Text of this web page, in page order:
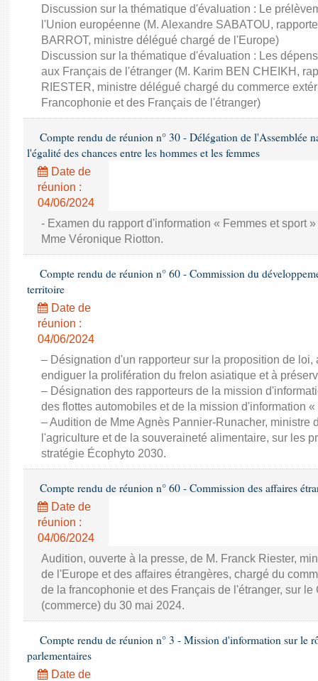
Discussion sur la thématique d'évaluation : Le
l'Union européenne (M. Alexandre SABATOU,
BARROT, ministre délégué chargé de l'Europe)
Discussion sur la thématique d'évaluation : Les
aux Français de l'étranger (M. Karim BEN CHEIKH,
RIESTER, ministre délégué chargé du commerce
Francophonie et des Français de l'étranger)
Compte rendu de réunion n° 30 - Délégation de l'Assemblée
l'égalité des chances entre les hommes et les femmes
Date de
réunion :
04/06/2024
- Examen du rapport d'information « Femmes et sport
Mme Véronique Riotton.
Compte rendu de réunion n° 60 - Commission du
territoire
Date de
réunion :
04/06/2024
– Désignation d'un rapporteur sur la proposition de loi,
endiguer la prolifération du frelon asiatique et à
– Désignation des rapporteurs de la mission
des flottes automobiles et de la mission d'information
– Audition de Mme Agnès Pannier-Runacher, ministre
l'agriculture et de la souveraineté alimentaire, sur les
stratégie Écophyto 2030.
Compte rendu de réunion n° 60 - Commission des affaires
Date de
réunion :
04/06/2024
Audition, ouverte à la presse, de M. Franck Riester,
de l'Europe et des affaires étrangères, chargé du
de la francophonie et des Français de l'étranger, sur
(commerce) du 30 mai 2024.
Compte rendu de réunion n° 3 - Mission d'information sur le
parlementaires
Date de